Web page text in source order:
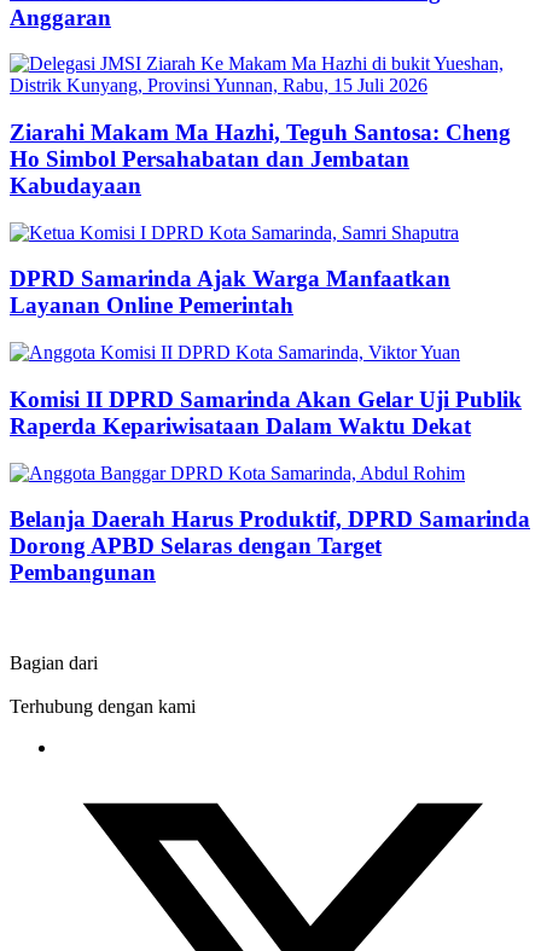
Anggaran
Ziarahi Makam Ma Hazhi, Teguh Santosa: Cheng
Ho Simbol Persahabatan dan Jembatan
Kabudayaan
DPRD Samarinda Ajak Warga Manfaatkan
Layanan Online Pemerintah
Komisi II DPRD Samarinda Akan Gelar Uji Publik
Raperda Kepariwisataan Dalam Waktu Dekat
Belanja Daerah Harus Produktif, DPRD Samarinda
Dorong APBD Selaras dengan Target
Pembangunan
Bagian dari
Terhubung dengan kami